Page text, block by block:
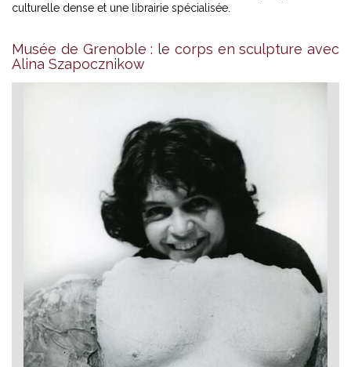
culturelle dense et une librairie spécialisée.
Musée de Grenoble : le corps en sculpture avec
Alina Szapocznikow